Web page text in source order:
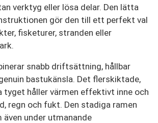
verktyg eller lösa delar. Den lätta
gör den till ett perfekt val
fisketurer, stranden eller
snabb driftsättning, hållbar
bastukänsla. Det flerskiktade,
tyget håller värmen effektivt inne och
regn och fukt. Den stadiga ramen
även under utmanande